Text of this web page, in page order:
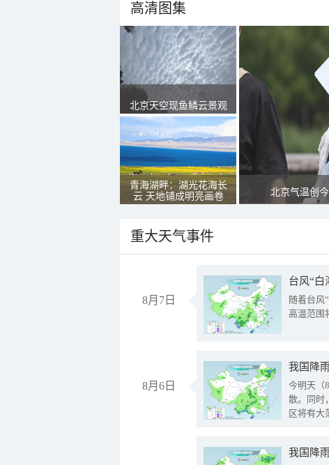
高清图集
北京天空现鱼鳞云景观
青海湖畔：湖光花海长
云 天地铺成明亮画卷
北京气温创
重大天气事件
8月7日
台风“白
随着台风
高温范围
8月6日
今明天（
散。同时
区将有大
我国降